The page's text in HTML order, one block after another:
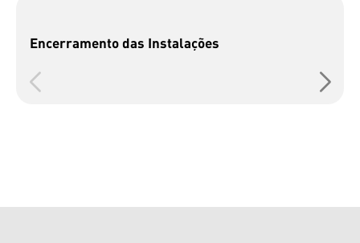
Encerramento das Instalações